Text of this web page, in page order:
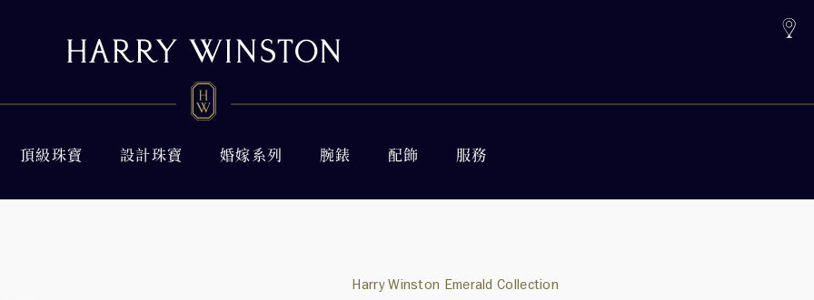
頂級珠寶 設計珠寶 婚嫁系列 腕錶 配飾 服務
Harry Winston Emerald Collection